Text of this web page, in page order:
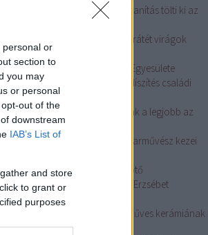
personal or
section to
you may
or personal
out of the
downstream
IAB’s List of
and store
to grant or
purposes
Petrovics Nikolett: a szövés és tanítás tölti ki az
Torba Ildikó keze nyomán szűrrátét virágok
nyílnak
Hét éve alakult a Tojásdíszítők Egyesülete
Az Ágoston családban a tojásdíszítés családi
hagyomány
Gajdics Krisztián bőrműves: csak a legjobb az
elég jó
Rózsa Györgyné Terike Népi Iparművész kezei
Az asszonyi fej ékessége a főkötő
Tojás Szakmai Nap Dr. Györgyi Erzsébet
előadásaival
Ágoston Mária fazekas: A kézműves kerámiának
lelke van